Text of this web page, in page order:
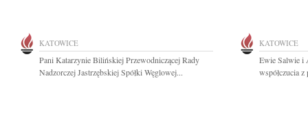
KATOWICE
Pani Katarzynie Bilińskiej Przewodniczącej Rady
Nadzorczej Jastrzębskiej Spółki Węglowej...
KATOWICE
Ewie Salwie i
współczucia